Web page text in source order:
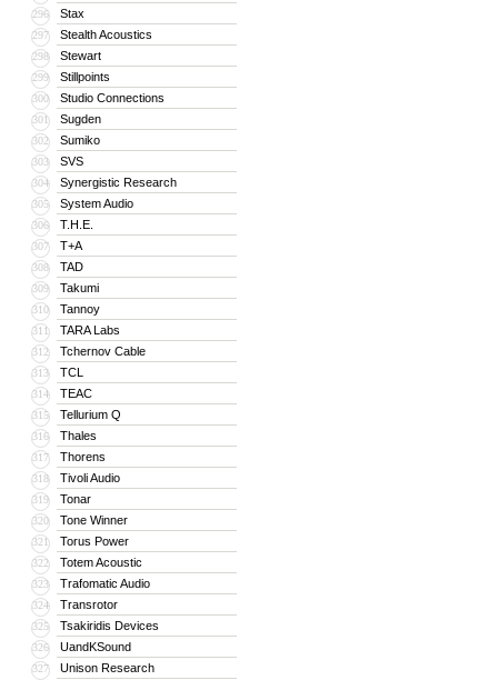
296 Stax
297 Stealth Acoustics
298 Stewart
299 Stillpoints
300 Studio Connections
301 Sugden
302 Sumiko
303 SVS
304 Synergistic Research
305 System Audio
306 T.H.E.
307 T+A
308 TAD
309 Takumi
310 Tannoy
311 TARA Labs
312 Tchernov Cable
313 TCL
314 TEAC
315 Tellurium Q
316 Thales
317 Thorens
318 Tivoli Audio
319 Tonar
320 Tone Winner
321 Torus Power
322 Totem Acoustic
323 Trafomatic Audio
324 Transrotor
325 Tsakiridis Devices
326 UandKSound
327 Unison Research